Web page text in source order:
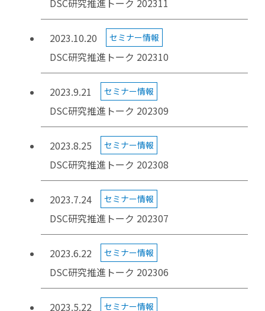
DSC研究推進トーク 202311
2023.10.20 セミナー情報
DSC研究推進トーク 202310
2023.9.21 セミナー情報
DSC研究推進トーク 202309
2023.8.25 セミナー情報
DSC研究推進トーク 202308
2023.7.24 セミナー情報
DSC研究推進トーク 202307
2023.6.22 セミナー情報
DSC研究推進トーク 202306
2023.5.22 セミナー情報